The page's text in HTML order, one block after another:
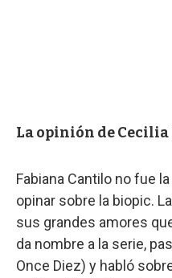
La opinión de Cecilia
Fabiana Cantilo no fue
opinar sobre la biopic.
sus grandes amores
da nombre a la serie,
Once Diez) y habló